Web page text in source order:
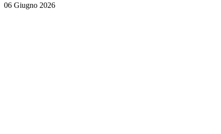
06 Giugno 2026